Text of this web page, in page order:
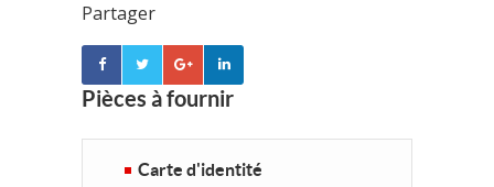
Partager
Pièces à fournir
Carte d'identité